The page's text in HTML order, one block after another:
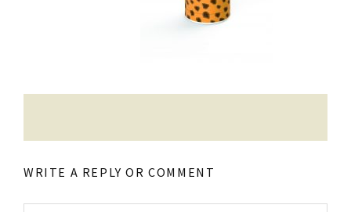
WRITE A REPLY OR COMMENT